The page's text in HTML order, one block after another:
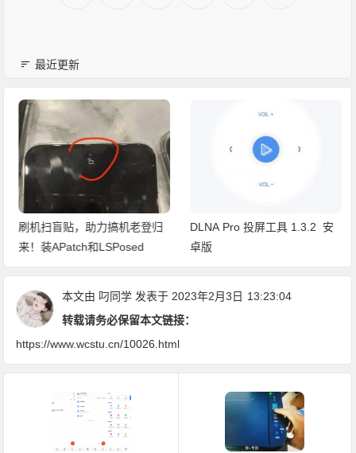
最近更新
刷机扫盲贴，助力搞机老登归
来！装APatch和LSPosed
DLNA Pro 投屏工具 1.3.2 安
卓版
本文由 叼同学 发表于 2023年2月3日 13:23:04
转载请务必保留本文链接：
https://www.wcstu.cn/10026.html